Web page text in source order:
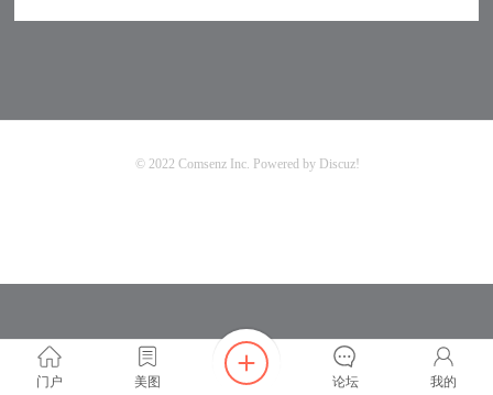
门户 美图 论坛 我的
© 2022Comsenz Inc. Powered by Discuz!